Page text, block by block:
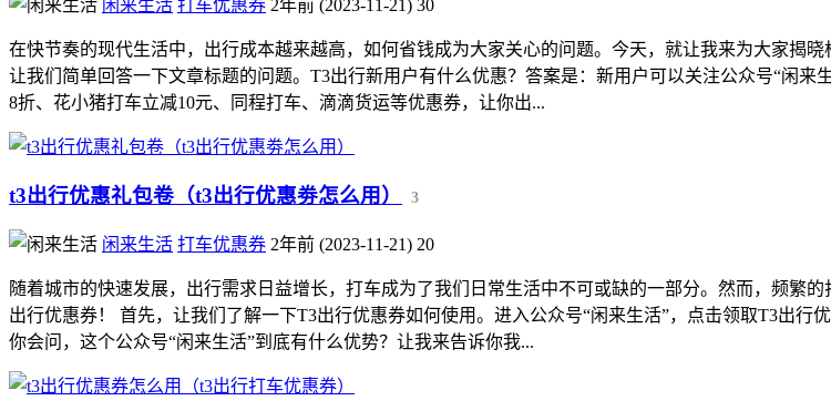
闲来生活 打车优惠券 2年前 (2023-11-21) 30
在快节奏的现代生活中，出行成本越来越高，如何省钱成为大家关心的问题。今天，就让我来为大家揭
让我们简单回答一下文章标题的问题。T3出行新用户有什么优惠？答案是：新用户可以关注公众号“闲
8折、花小猪打车立减10元、同程打车、滴滴货运等优惠券，让你出...
t3出行优惠礼包卷（t3出行优惠劵怎么用） 3
闲来生活 打车优惠券 2年前 (2023-11-21) 20
随着城市的快速发展，出行需求日益增长，打车成为了我们日常生活中不可或缺的一部分。然而，频
出行优惠券！ 首先，让我们了解一下T3出行优惠券如何使用。进入公众号“闲来生活”，点击领取T3出
你会问，这个公众号“闲来生活”到底有什么优势？让我来告诉你我...